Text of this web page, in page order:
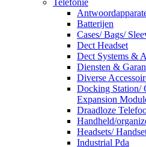
Batterijen
Cases/ Bags/
Dect Headset
Dect Systems &
Diensten &
Diverse
Docking Station/
Expansion
Draadloze
Handheld/
Headsets/
Industrial Pda